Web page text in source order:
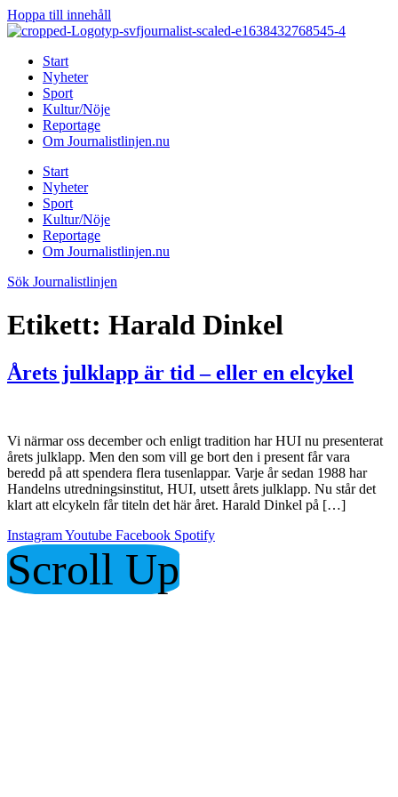
Hoppa till innehåll
Start
Nyheter
Sport
Kultur/Nöje
Reportage
Om Journalistlinjen.nu
Start
Nyheter
Sport
Kultur/Nöje
Reportage
Om Journalistlinjen.nu
Sök Journalistlinjen
Etikett: Harald Dinkel
Årets julklapp är tid – eller en elcykel
Vi närmar oss december och enligt tradition har HUI nu presenterat
årets julklapp. Men den som vill ge bort den i present får vara
beredd på att spendera flera tusenlappar. Varje år sedan 1988 har
Handelns utredningsinstitut, HUI, utsett årets julklapp. Nu står det
klart att elcykeln får titeln det här året. Harald Dinkel på […]
InstagramYoutube Facebook Spotify
Scroll Up